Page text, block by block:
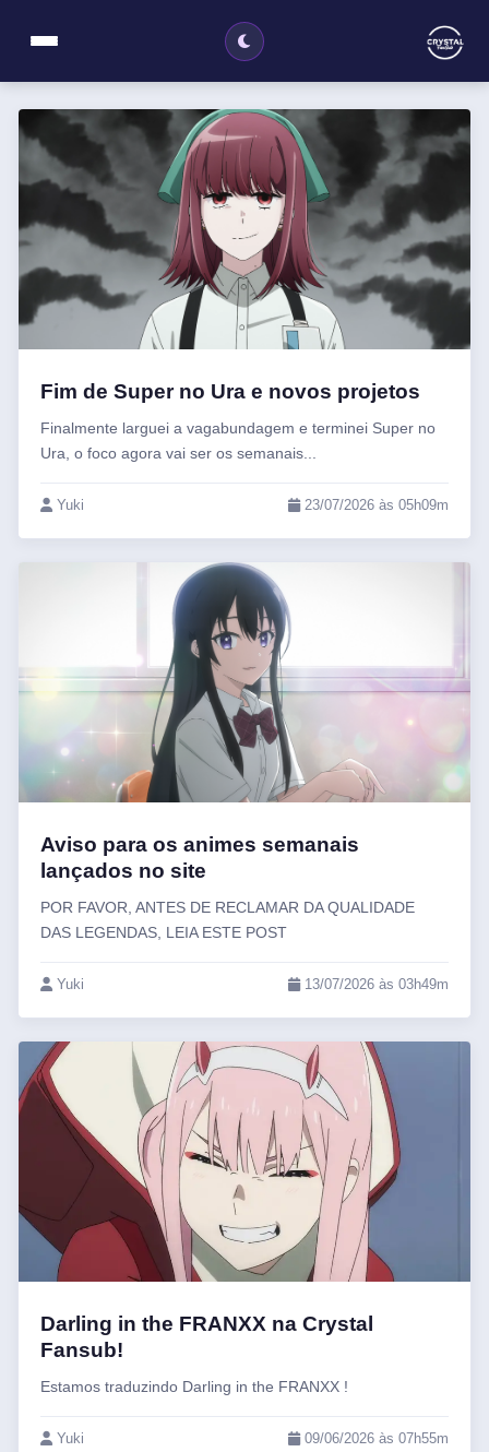
Fim de Super no Ura e novos projetos
Finalmente larguei a vagabundagem e terminei Super no
Ura, o foco agora vai ser os semanais...
Yuki 23/07/2026 às 05h09m
Aviso para os animes semanais
lançados no site
POR FAVOR, ANTES DE RECLAMAR DA QUALIDADE
DAS LEGENDAS, LEIA ESTE POST
Yuki 13/07/2026 às 03h49m
Darling in the FRANXX na Crystal
Fansub!
Estamos traduzindo Darling in the FRANXX !
Yuki 09/06/2026 às 07h55m